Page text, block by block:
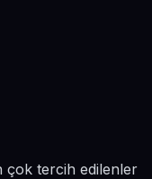
çok tercih edilenler